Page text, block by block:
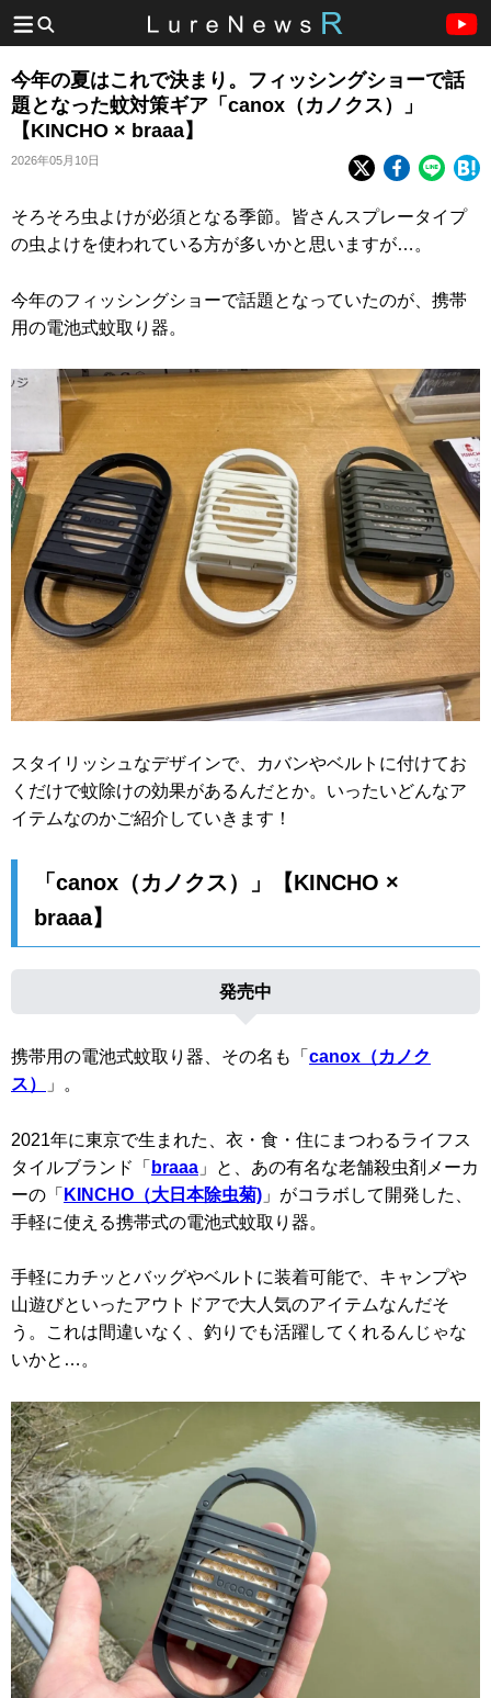
今年の夏はこれで決まり。フィッシングショーで話
題となった蚊対策ギア「canox（カノクス）」
【KINCHO × braaa】
2026年05月10日
そろそろ虫よけが必須となる季節。皆さんスプレータイプ
の虫よけを使われている方が多いかと思いますが…。
今年のフィッシングショーで話題となっていたのが、携帯
用の電池式蚊取り器。
スタイリッシュなデザインで、カバンやベルトに付けてお
くだけで蚊除けの効果があるんだとか。いったいどんなア
イテムなのかご紹介していきます！
「canox（カノクス）」【KINCHO ×
braaa】
発売中
携帯用の電池式蚊取り器、その名も「 canox（カノク
ス）
」。
2021年に東京で生まれた、衣・食・住にまつわるライフス
タイルブランド「 braaa 」と、あの有名な老舗殺虫剤メーカ
ーの「 KINCHO（大日本除虫菊) 」がコラボして開発した、
手軽に使える携帯式の電池式蚊取り器。
手軽にカチッとバッグやベルトに装着可能で、キャンプや
山遊びといったアウトドアで大人気のアイテムなんだそ
う。これは間違いなく、釣りでも活躍してくれるんじゃな
いかと…。